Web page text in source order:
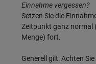
Einnahme vergessen?
Setzen Sie die
Zeitpunkt ganz normal
Menge) fort.
Generell gilt: Achten